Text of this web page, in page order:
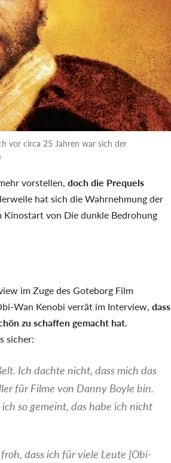
vor circa 25 Jahren war sich der
vorstellen, doch die Prequels
hat sich die Wahrnehmung der
Kinostart von Die dunkle Bedrohung
im Zuge des Goteborg Film
Wan Kenobi verrät im Interview, dass
zu schaffen gemacht hat.
sicher:
Ich dachte nicht, dass mich das
für Filme von Danny Boyle bin.
so gemeint, das habe ich nicht
dass ich für viele Leute [Obi-